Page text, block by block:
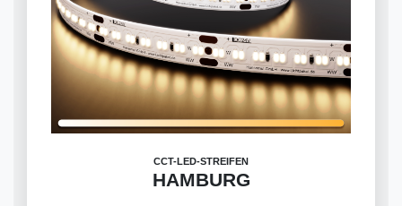
CCT-LED-STREIFEN
HAMBURG